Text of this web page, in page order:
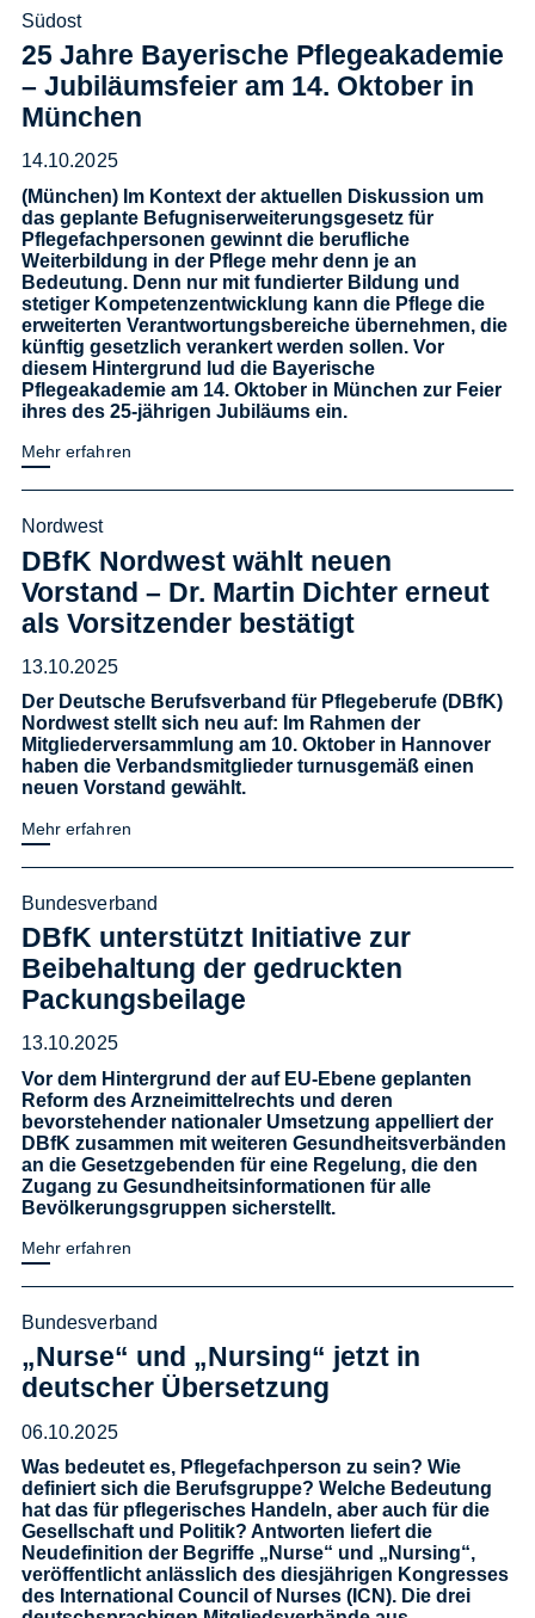
Südost
25 Jahre Bayerische Pflegeakademie
– Jubiläumsfeier am 14. Oktober in
München
14.10.2025
(München) Im Kontext der aktuellen Diskussion um
das geplante Befugniserweiterungsgesetz für
Pflegefachpersonen gewinnt die berufliche
Weiterbildung in der Pflege mehr denn je an
Bedeutung. Denn nur mit fundierter Bildung und
stetiger Kompetenzentwicklung kann die Pflege die
erweiterten Verantwortungsbereiche übernehmen, die
künftig gesetzlich verankert werden sollen. Vor
diesem Hintergrund lud die Bayerische
Pflegeakademie am 14. Oktober in München zur Feier
ihres des 25-jährigen Jubiläums ein.
Mehr erfahren
Nordwest
DBfK Nordwest wählt neuen
Vorstand – Dr. Martin Dichter erneut
als Vorsitzender bestätigt
13.10.2025
Der Deutsche Berufsverband für Pflegeberufe (DBfK)
Nordwest stellt sich neu auf: Im Rahmen der
Mitgliederversammlung am 10. Oktober in Hannover
haben die Verbandsmitglieder turnusgemäß einen
neuen Vorstand gewählt.
Mehr erfahren
Bundesverband
DBfK unterstützt Initiative zur
Beibehaltung der gedruckten
Packungsbeilage
13.10.2025
Vor dem Hintergrund der auf EU-Ebene geplanten
Reform des Arzneimittelrechts und deren
bevorstehender nationaler Umsetzung appelliert der
DBfK zusammen mit weiteren Gesundheitsverbänden
an die Gesetzgebenden für eine Regelung, die den
Zugang zu Gesundheitsinformationen für alle
Bevölkerungsgruppen sicherstellt.
Mehr erfahren
Bundesverband
„Nurse“ und „Nursing“ jetzt in
deutscher Übersetzung
06.10.2025
Was bedeutet es, Pflegefachperson zu sein? Wie
definiert sich die Berufsgruppe? Welche Bedeutung
hat das für pflegerisches Handeln, aber auch für die
Gesellschaft und Politik? Antworten liefert die
Neudefinition der Begriffe „Nurse“ und „Nursing“,
veröffentlicht anlässlich des diesjährigen Kongresses
des International Council of Nurses (ICN). Die drei